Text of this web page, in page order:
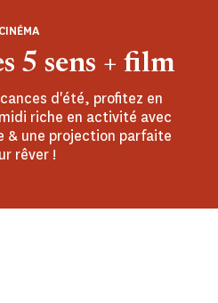
5 sens + film
CINÉMA
d'été, profitez en
riche en activité avec
& une projection parfaite
rêver !